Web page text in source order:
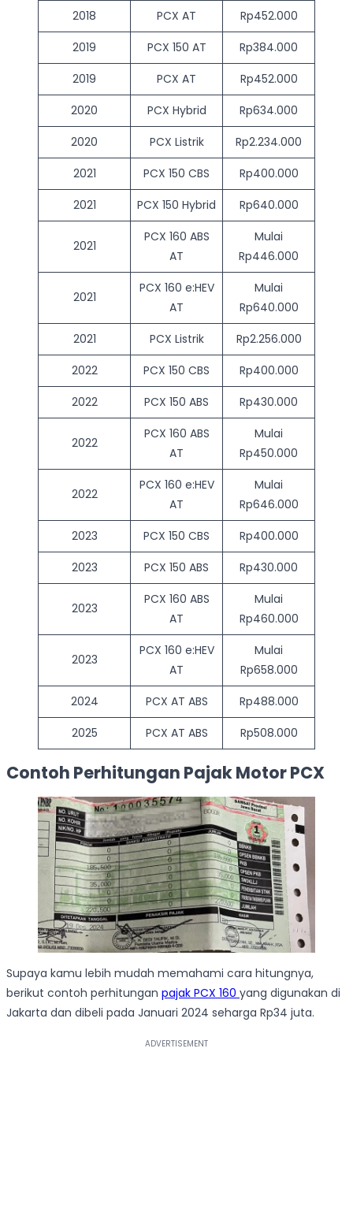
2018 PCX AT
Rp452.000
2019
PCX 150 AT
Rp384.000
2019
PCX AT
Rp452.000
2020
PCX Hybrid
Rp634.000
2020
PCX Listrik
Rp2.234.000
2021
PCX 150 CBS
Rp400.000
2021
PCX 150 Hybrid Rp640.000
2021
PCX 160 ABS
AT
Mulai
Rp446.000
2021
PCX 160 e:HEV
AT
Mulai
Rp640.000
2021
PCX Listrik
Rp2.256.000
2022
PCX 150 CBS
Rp400.000
2022
PCX 150 ABS Rp430.000
2022
PCX 160 ABS
AT
Mulai
Rp450.000
2022
PCX 160 e:HEV
AT
Mulai
Rp646.000
2023
PCX 150 CBS
Rp400.000
2023
PCX 150 ABS Rp430.000
2023
PCX 160 ABS
AT
Mulai
Rp460.000
2023
PCX 160 e:HEV
AT
Mulai
Rp658.000
2024
PCX AT ABS
Rp488.000
2025
PCX AT ABS Rp508.000
Contoh Perhitungan Pajak Motor PCX
Supaya kamu lebih mudah memahami cara hitungnya,
berikut contoh perhitungan pajak PCX 160 yang digunakan di
Jakarta dan dibeli pada Januari 2024 seharga Rp34 juta.